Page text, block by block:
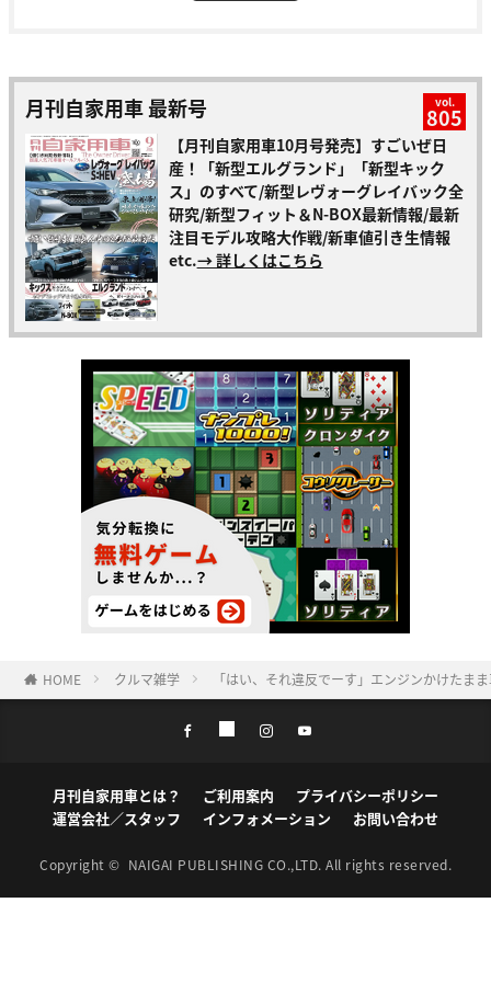
月刊自家用車 最新号 vol.
805
【月刊自家用車10月号発売】すごいぜ日
産！「新型エルグランド」「新型キック
ス」のすべて/新型レヴォーグレイバック全
研究/新型フィット＆N-BOX最新情報/最新
注目モデル攻略大作戦/新車値引き生情報
etc.→ 詳しくはこちら
HOME クルマ雑学 「はい、それ違反でーす」エンジンかけたま
月刊自家用車とは？ ご利用案内
プライバシーポリシー
運営会社／スタッフ
インフォメーション お問い合わせ
Copyright © NAIGAI PUBLISHING CO.,LTD. All rights reserved.